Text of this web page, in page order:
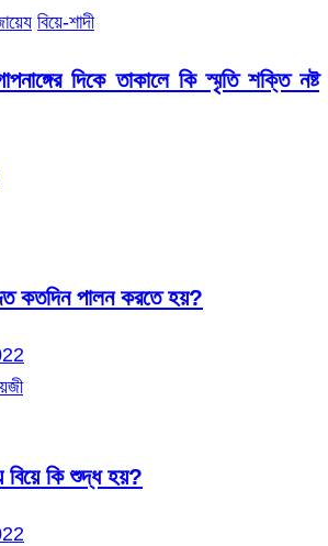
বিয়ে-শাদী
দিকে তাকালে কি স্মৃতি শক্তি নষ্ট
কতদিন পালন করতে হয়?
বিয়ে কি শুদ্ধ হয়?